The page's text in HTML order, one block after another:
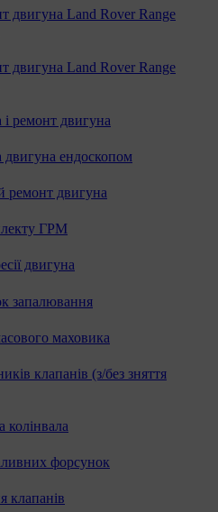
двигуна Land Rover Range
двигуна Land Rover Range
і ремонт двигуна
двигуна ендоскопом
ремонт двигуна
ГРМ
двигуна
запалювання
маховика
клапанів (з/без зняття
колінвала
форсунок
клапанів